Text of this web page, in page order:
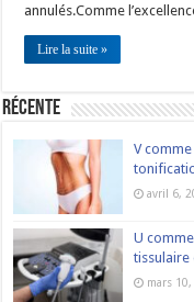
annulés.Comme
Lire la suite »
Récente
V
avril 6,
U
tissulaire
mars